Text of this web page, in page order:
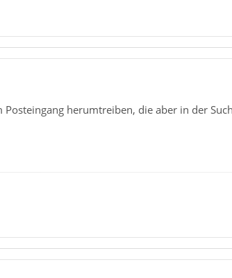
herumtreiben, die aber in der